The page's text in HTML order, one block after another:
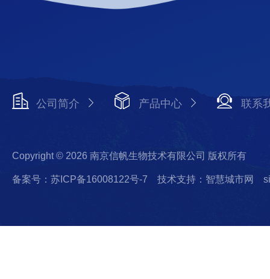
公司简介 产品中心 联系
Copyright © 2026 南京信帆生物技术有限公司 版权所有
备案号：苏ICP备16008122号-7 技术支持：智慧城市网